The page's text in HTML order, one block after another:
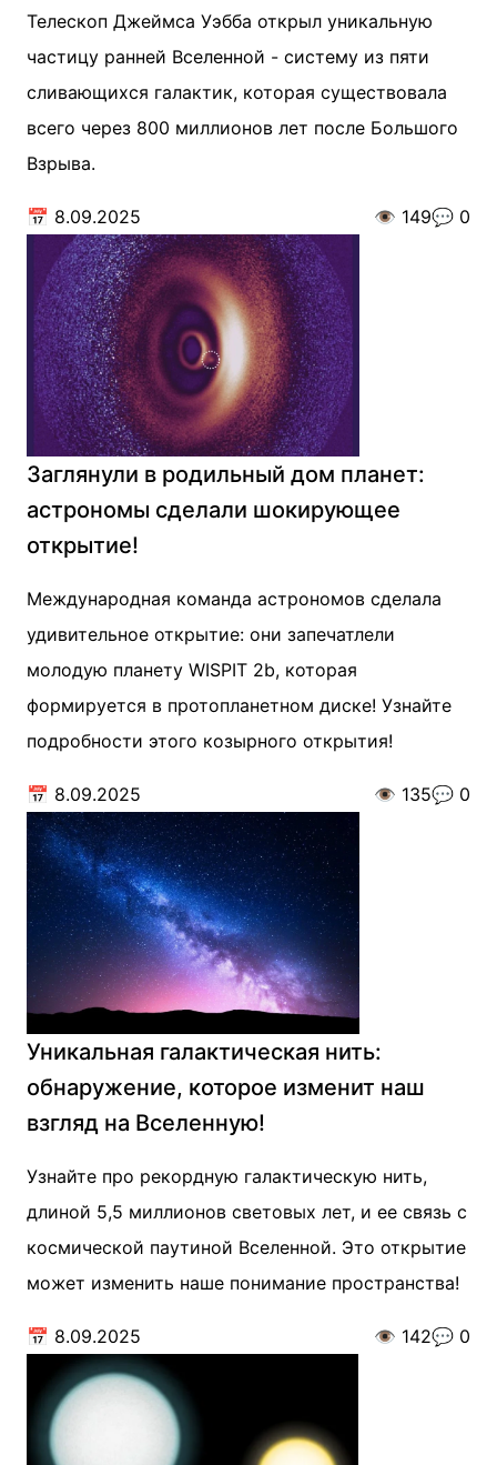
Телескоп Джеймса Уэбба открыл уникальную
частицу ранней Вселенной - систему из пяти
сливающихся галактик, которая существовала
всего через 800 миллионов лет после Большого
Взрыва.
📅 8.09.2025 👁️ 149💬 0
Заглянули в родильный дом планет:
астрономы сделали шокирующее
открытие!
Международная команда астрономов сделала
удивительное открытие: они запечатлели
молодую планету WISPIT 2b, которая
формируется в протопланетном диске! Узнайте
подробности этого козырного открытия!
📅 8.09.2025 👁️ 135💬 0
Уникальная галактическая нить:
обнаружение, которое изменит наш
взгляд на Вселенную!
Узнайте про рекордную галактическую нить,
длиной 5,5 миллионов световых лет, и ее связь с
космической паутиной Вселенной. Это открытие
может изменить наше понимание пространства!
📅 8.09.2025 👁️ 142💬 0